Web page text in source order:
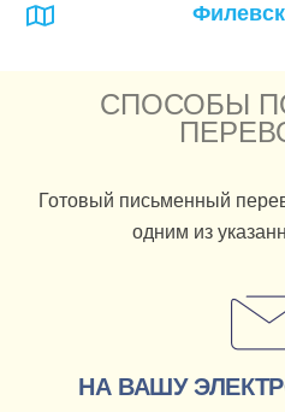
СПОСОБЫ
Готовый письменный
одним из
НА ВАШУ